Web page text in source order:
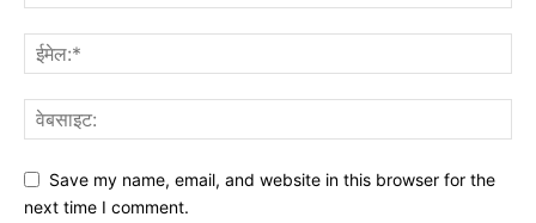
Save my name, email, and website in this browser for the
next time I comment.